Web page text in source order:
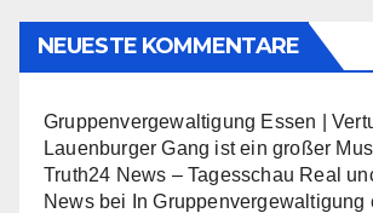
NEUESTE KOMMENTARE
Gruppenvergewaltigung Essen |
Lauenburger Gang ist ein großer
Truth24 News – Tagesschau Real
Newsbei
In Gruppenvergewaltigung